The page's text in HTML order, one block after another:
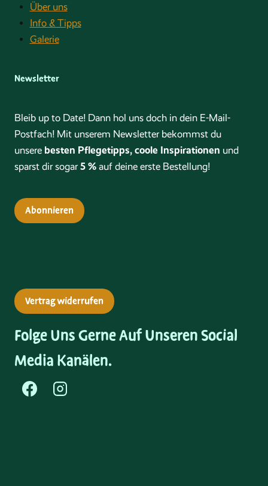
Über uns
Info & Tipps
Galerie
Newsletter
Bleib up to Date! Dann hol uns doch in dein E-Mail-
Postfach! Mit unserem Newsletter bekommst du
unsere besten Pflegetipps, coole Inspirationen und
sparst dir sogar5 % auf deine erste Bestellung!
Abonnieren
Vertrag widerrufen
Folge Uns Gerne Auf Unseren Social
Media Kanälen.